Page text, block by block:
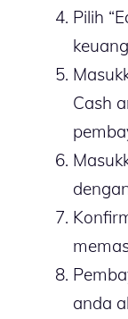
Pilih
Cash
anda